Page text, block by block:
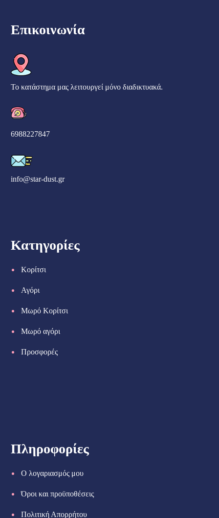
Επικοινωνία
Το κατάστημα μας λειτουργεί μόνο διαδικτυακά.
6988227847
info@star-dust.gr
Κατηγορίες
Κορίτσι
Αγόρι
Μωρό Κορίτσι
Μωρό αγόρι
Προσφορές
Πληροφορίες
Ο λογαριασμός μου
Όροι και προϋποθέσεις
Πολιτική Απορρήτου